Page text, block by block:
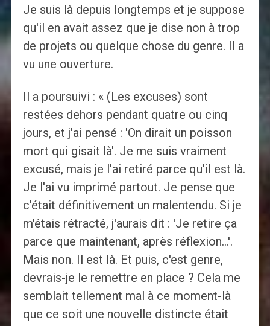
Je suis là depuis longtemps et je suppose
qu'il en avait assez que je dise non à trop
de projets ou quelque chose du genre. Il a
vu une ouverture.
Il a poursuivi : « (Les excuses) sont
restées dehors pendant quatre ou cinq
jours, et j'ai pensé : 'On dirait un poisson
mort qui gisait là'. Je me suis vraiment
excusé, mais je l'ai retiré parce qu'il est là.
Je l'ai vu imprimé partout. Je pense que
c'était définitivement un malentendu. Si je
m'étais rétracté, j'aurais dit : 'Je retire ça
parce que maintenant, après réflexion…'.
Mais non. Il est là. Et puis, c'est genre,
devrais-je le remettre en place ? Cela me
semblait tellement mal à ce moment-là
que ce soit une nouvelle distincte était